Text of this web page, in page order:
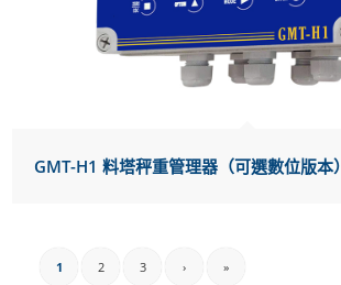
GMT-H1 料塔秤重管理器（可選數位版本）
1 2 3 › »